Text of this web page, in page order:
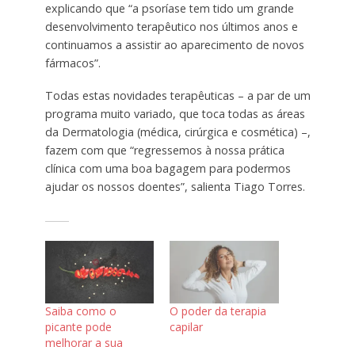
explicando que “a psoríase tem tido um grande
desenvolvimento terapêutico nos últimos anos e
continuamos a assistir ao aparecimento de novos
fármacos”.
Todas estas novidades terapêuticas – a par de um
programa muito variado, que toca todas as áreas
da Dermatologia (médica, cirúrgica e cosmética) –,
fazem com que “regressemos à nossa prática
clínica com uma boa bagagem para podermos
ajudar os nossos doentes”, salienta Tiago Torres.
Saiba como o
picante pode
melhorar a sua
O poder da terapia
capilar